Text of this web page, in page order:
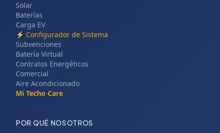
Solar
Baterías
Carga EV
⚡ Configurador de Sistema
Subvenciones
Batería Virtual
Contratos Energéticos
Comercial
Aire Acondicionado
Mi Techo Care
POR QUÉ NOSOTROS